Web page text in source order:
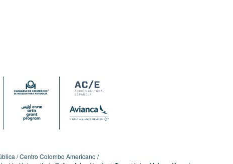
Centro Colombo Americano